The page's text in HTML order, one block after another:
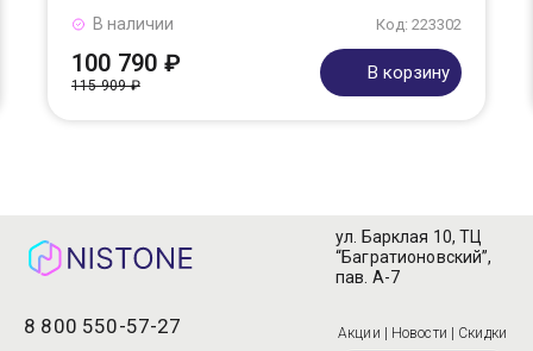
Код: 223302
В наличии
100 790 ₽
115 909 ₽
В корзину
8 800 550-57-27
ул. Барклая 10, ТЦ
“Багратионовский”,
пав. А-7
Акции | Новости | Скидки